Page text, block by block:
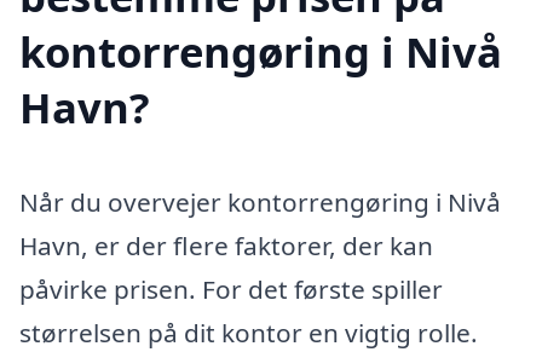
kontorrengøring i Nivå
Havn?
Når du overvejer kontorrengøring i Nivå
Havn, er der flere faktorer, der kan
påvirke prisen. For det første spiller
størrelsen på dit kontor en vigtig rolle.